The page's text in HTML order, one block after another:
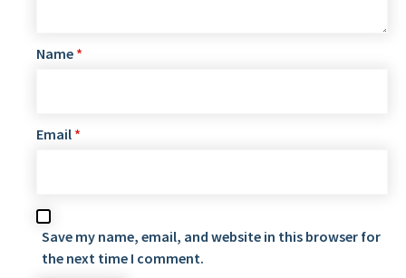
Name *
Email *
Save my name, email, and website in this browser for
the next time I comment.